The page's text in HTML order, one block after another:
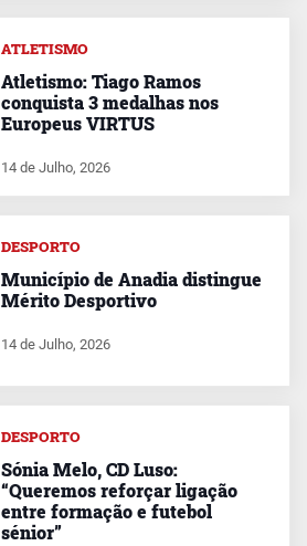
ATLETISMO
Atletismo: Tiago Ramos
conquista 3 medalhas nos
Europeus VIRTUS
14 de Julho, 2026
DESPORTO
Município de Anadia distingue
Mérito Desportivo
14 de Julho, 2026
DESPORTO
Sónia Melo, CD Luso:
“Queremos reforçar ligação
entre formação e futebol
sénior”